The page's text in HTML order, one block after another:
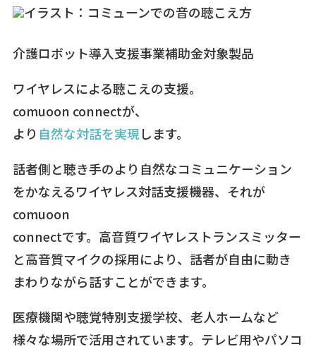
介護ロボット導入支援事業補助金対象製品
ワイヤレスによる聴こえの支援。
comuoon connectが、
より 自然な対話を実現します。
話者側と聴き手のより自然なコミュニケーション
をかなえるワイヤレス対話支援機器、それが
comuoon
connectです。高音質ワイヤレストランスミッター
と高音質マイクの採用により、話者が自由に動き
まわりながら話すことができます。
医療機関や聴覚特別支援学校、老人ホームなど
様々な場所で活用されています。テレビ用やパソコ